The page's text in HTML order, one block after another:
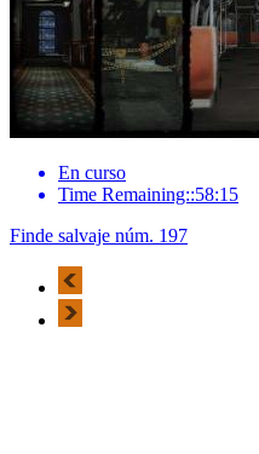
En curso
Time Remaining::58:15
Finde salvaje núm. 197